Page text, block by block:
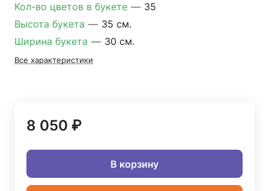
Кол-во цветов в букете — 35
Высота букета — 35 см.
Ширина букета — 30 см.
Все характеристики
8 050 ₽
В корзину